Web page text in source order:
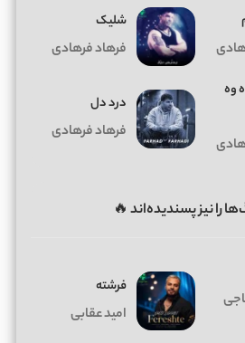
شلیک
فرهاد فرهادی
وه
درد دل
فرهاد فرهادی
را نیز پسندیده‌اند 🔥
فرشته
امید عقابی